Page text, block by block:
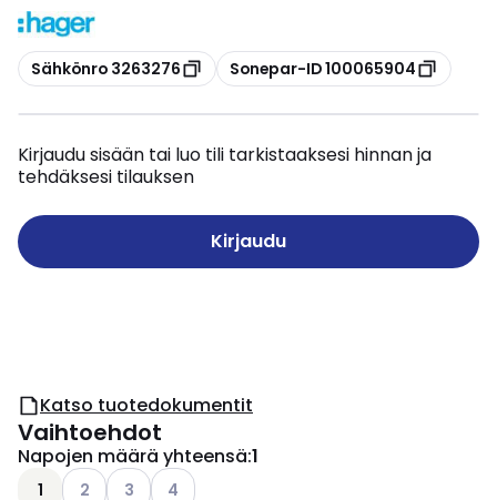
Kopioi
Sähkönro 3263276 Kopioi
Sonepar-ID 100065904
Kirjaudu sisään tai luo tili tarkistaaksesi hinnan ja
tehdäksesi tilauksen
Kirjaudu
Katso tuotedokumentit
Vaihtoehdot
Napojen määrä yhteensä:1
1 Katso käytettävissä olevat vaihtoehdot
2 Katso käytettävissä olevat vaihtoehdot
3 Katso käytettävissä olevat vaihtoehdot
4